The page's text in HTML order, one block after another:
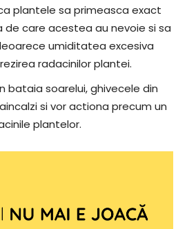
plantele sa primeasca exact
care acestea au nevoie si sa
umiditatea excesiva
radacinilor plantei.
bataia soarelui, ghivecele din
si vor actiona precum un
plantelor.